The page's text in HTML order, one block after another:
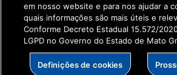
get_footer();
em nosso website e para nos ajudar a
quais informações são mais úteis e
Conforme Decreto Estadual 15.572/
LGPD no Governo do Estado de Mato
Definições de cookies